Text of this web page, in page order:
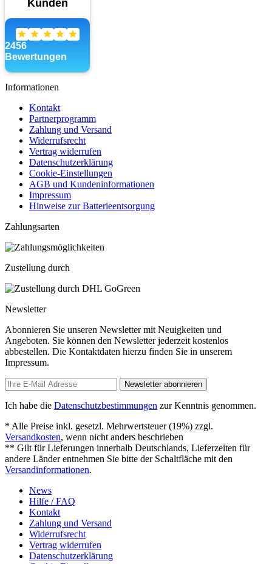
Informationen
Kontakt
Partnerprogramm
Zahlung und Versand
Widerrufsrecht
Vertrag widerrufen
Datenschutzerklärung
Cookie-Einstellungen
AGB und Kundeninformationen
Impressum
Hinweise zur Batterieentsorgung
Zahlungsarten
Zustellung durch
Newsletter
Abonnieren Sie unseren Newsletter mit Neuigkeiten und
Angeboten. Sie können den Newsletter jederzeit kostenlos
abbestellen. Die Kontaktdaten hierzu finden Sie in unserem
Impressum.
Newsletter abonnieren
Ich habe die Datenschutzbestimmungen zur Kenntnis genommen.
* Alle Preise inkl. gesetzl. Mehrwertsteuer (19%) zzgl.
Versandkosten, wenn nicht anders beschrieben
** Gilt für Lieferungen innerhalb Deutschlands, Lieferzeiten für
andere Länder entnehmen Sie bitte der Schaltfläche mit den
Versandinformationen.
News
Hilfe / FAQ
Kontakt
Zahlung und Versand
Widerrufsrecht
Vertrag widerrufen
Datenschutzerklärung